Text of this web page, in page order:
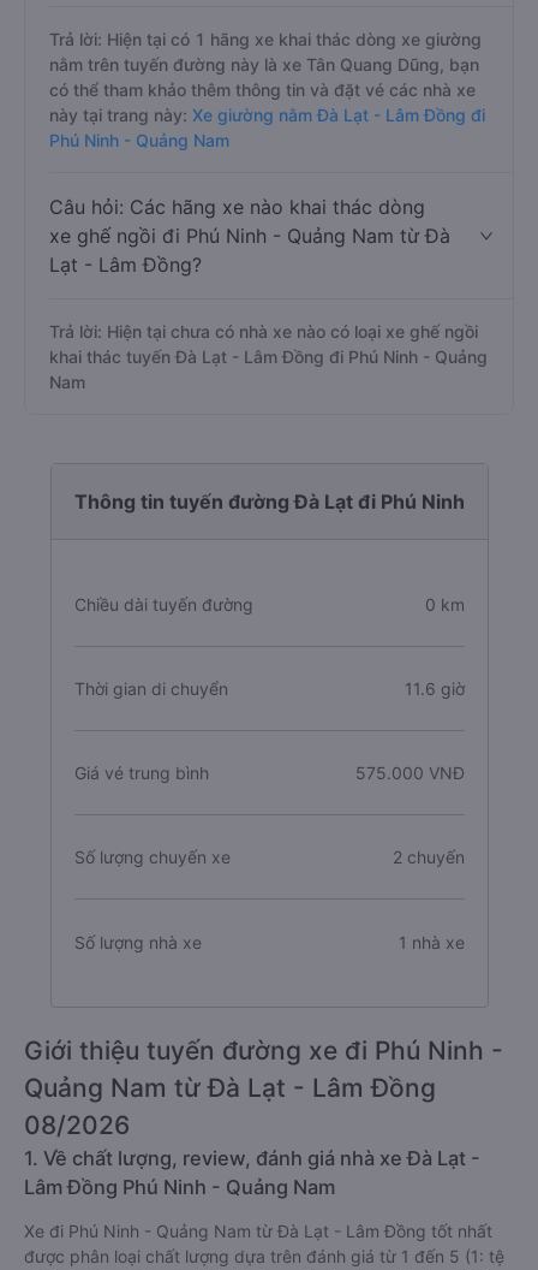
Trả lời: Hiện tại có 1 hãng xe khai thác dòng xe giường
nằm trên tuyến đường này là xe Tân Quang Dũng, bạn
có thể tham khảo thêm thông tin và đặt vé các nhà xe
này tại trang này: Xe giường nằm Đà Lạt - Lâm Đồng đi
Phú Ninh - Quảng Nam
Câu hỏi: Các hãng xe nào khai thác dòng
xe ghế ngồi đi Phú Ninh - Quảng Nam từ Đà
Lạt - Lâm Đồng?
Trả lời: Hiện tại chưa có nhà xe nào có loại xe ghế ngồi
khai thác tuyến Đà Lạt - Lâm Đồng đi Phú Ninh - Quảng
Nam
Thông tin tuyến đường Đà Lạt đi Phú Ninh
Chiều dài tuyến đường 0 km
Thời gian di chuyển 11.6 giờ
Giá vé trung bình 575.000 VNĐ
Số lượng chuyến xe 2 chuyến
Số lượng nhà xe 1 nhà xe
Giới thiệu tuyến đường xe đi Phú Ninh -
Quảng Nam từ Đà Lạt - Lâm Đồng
08/2026
1. Về chất lượng, review, đánh giá nhà xe Đà Lạt -
Lâm Đồng Phú Ninh - Quảng Nam
Xe đi Phú Ninh - Quảng Nam từ Đà Lạt - Lâm Đồng tốt nhất
được phân loại chất lượng dựa trên đánh giá từ 1 đến 5 (1: tệ